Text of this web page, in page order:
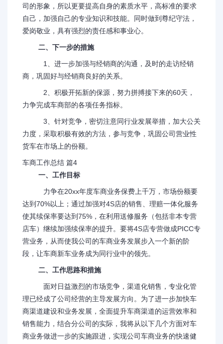
司的形象，所以更要提高自身的素质水平，高标准的要求
自己，加强自己的专业知识和技能。同时做到尊纪守法，
爱岗敬业，具有强烈的责任感和事业心。
二、下一步的措施
1、进一步加强与经销商的沟通，及时的走访经销
商，巩固好与经销商良好的关系。
2、积极开拓新的保源，努力拼搏接下来的60天，
力争完成车商部的各项任务指标。
3、针对竞争，密切注意同行业发展举措，加大公关
力度，采取积极有效的方法，参与竞争，巩固公司营业性
货车在市场上的份额。
车商工作总结 篇4
一、工作目标
力争在20xx年度车商业务保费上千万，市场份额要
达到70%以上；通过加强对4S店的销售、理赔一体化服务
使其续保率要达到75%，在利用送修服务（包括非本专营
店车）继续加强续保率的提升。要将4S店专营做成PICC专
营业务，从而使我公司的车商业务发展步入一个新的阶
段，让车商新车业务成为同行业中的领先。
二、工作思路和措施
面对日益激烈的市场竞争，渠道化销售，专业化管
理已经成了公司经营的主导发展方向。为了进一步加快车
商渠道建设和业务发展，全面提升车商渠道的运营效率和
销售能力，结合分公司的实际，我将从以下几个方面对车
商业务做进一步的实施跟进，实现公司车商业务的快速健